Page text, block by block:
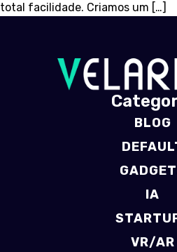
total facilidade. Criamos um […]
BLOG
IA
VR/AR